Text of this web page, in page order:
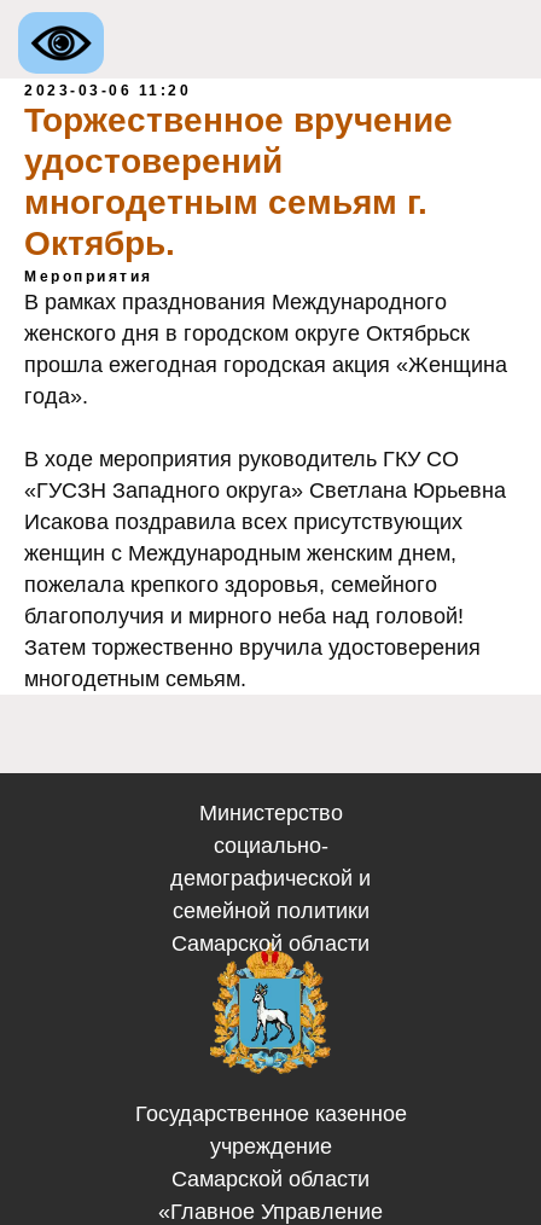
2023-03-06 11:20
Торжественное вручение
удостоверений
многодетным семьям г.
Октябрь.
Мероприятия
В рамках празднования Международного
женского дня в городском округе Октябрьск
прошла ежегодная городская акция «Женщина
года».
В ходе мероприятия руководитель ГКУ СО
«ГУСЗН Западного округа» Светлана Юрьевна
Исакова поздравила всех присутствующих
женщин с Международным женским днем,
пожелала крепкого здоровья, семейного
благополучия и мирного неба над головой!
Затем торжественно вручила удостоверения
многодетным семьям.
Министерство
социально-
демографической и
семейной политики
Самарской области
Самарской
области
Электронная
Государственное казенное
учреждение
Самарской области
«Главное Управление